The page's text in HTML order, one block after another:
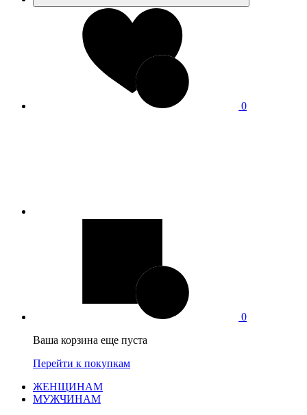
0
0
Ваша корзина еще пуста
Перейти к покупкам
ЖЕНЩИНАМ
МУЖЧИНАМ